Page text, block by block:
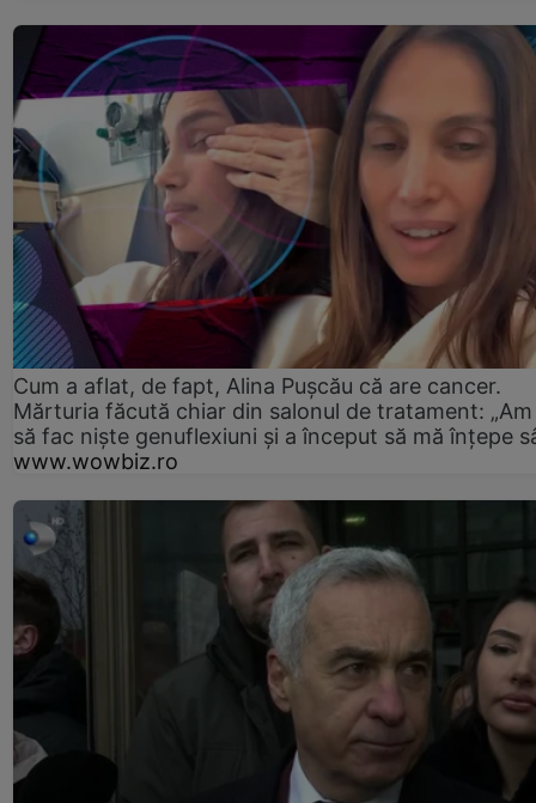
Cum a aflat, de fapt, Alina Pușcău că are cancer.
Mărturia făcută chiar din salonul de tratament:
să fac niște genuflexiuni și a început să mă înțepe
www.wowbiz.ro